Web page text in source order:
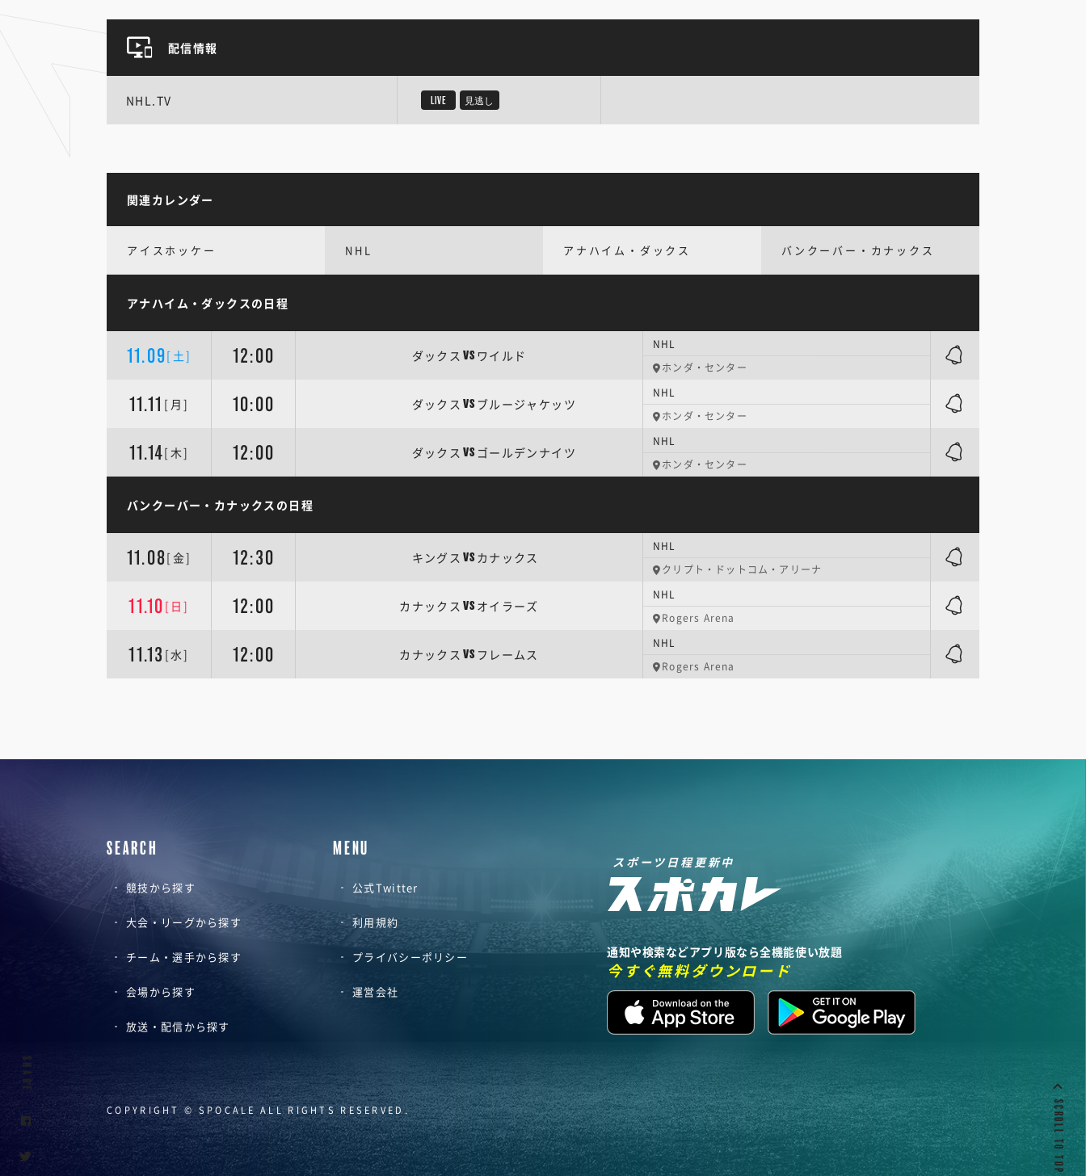
配信情報
NHL.TV LIVE 見逃し
関連カレンダー
アイスホッケー NHL アナハイム・ダックス バンクーバー・カナックス
アナハイム・ダックスの日程
11.09[土] 12:00 ダックス VS ワイルド
NHL
ホンダ・センター
11.11 [月] 10:00 ダックス VS ブルージャケッツ
NHL
ホンダ・センター
11.14[木] 12:00 ダックス VS ゴールデンナイツ
NHL
ホンダ・センター
バンクーバー・カナックスの日程
11.08[金] 12:30 キングス VS カナックス
NHL
クリプト・ドットコム・アリーナ
11.10 [日] 12:00 カナックス VS オイラーズ
NHL
Rogers Arena
11.13 [水] 12:00 カナックス VS フレームス
NHL
Rogers Arena
SEARCH
競技から探す
大会・リーグから探す
チーム・選手から探す
会場から探す
放送・配信から探す
MENU
公式Twitter
利用規約
プライバシーポリシー
運営会社
スポーツ日程更新中
通知や検索などアプリ版なら全機能使い放題
今すぐ無料ダウンロード
COPYRIGHT © SPOCALE ALL RIGHTS RESERVED. SCROLL TO TOP
SHARE